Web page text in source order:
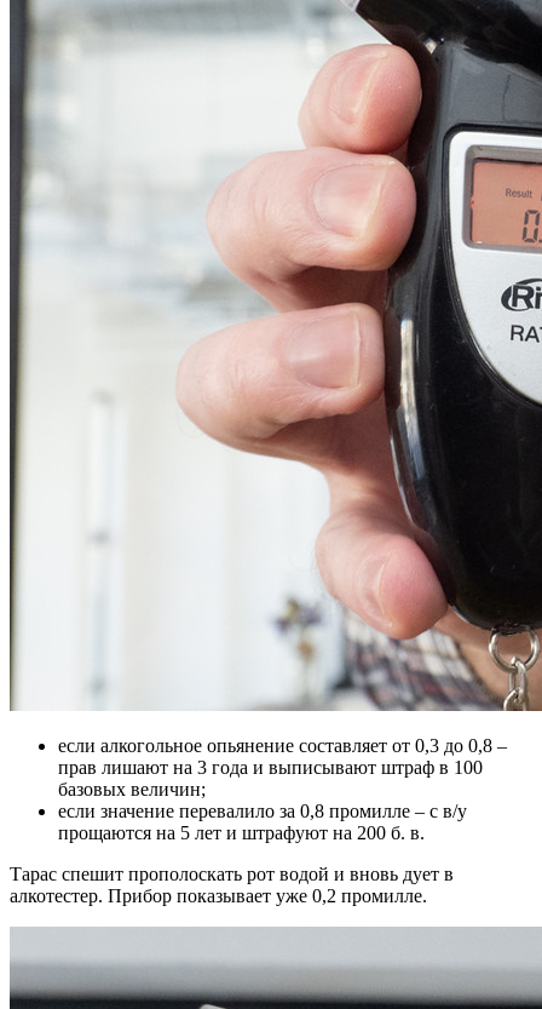
если алкогольное опьянение составляет от 0,3 до 0,8 –
прав лишают на 3 года и выписывают штраф в 100
базовых величин;
если значение перевалило за 0,8 промилле – с в/у
прощаются на 5 лет и штрафуют на 200 б. в.
Тарас спешит прополоскать рот водой и вновь дует в
алкотестер. Прибор показывает уже 0,2 промилле.